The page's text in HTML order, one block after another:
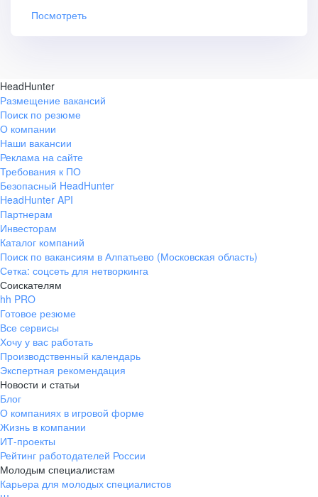
Посмотреть
HeadHunter
Размещение вакансий
Поиск по резюме
О компании
Наши вакансии
Реклама на сайте
Требования к ПО
Безопасный HeadHunter
HeadHunter API
Партнерам
Инвесторам
Каталог компаний
Поиск по вакансиям в Алпатьево (Московская область)
Сетка: соцсеть для нетворкинга
Соискателям
hh PRO
Готовое резюме
Все сервисы
Хочу у вас работать
Производственный календарь
Экспертная рекомендация
Новости и статьи
Блог
О компаниях в игровой форме
Жизнь в компании
ИТ-проекты
Рейтинг работодателей России
Молодым специалистам
Карьера для молодых специалистов